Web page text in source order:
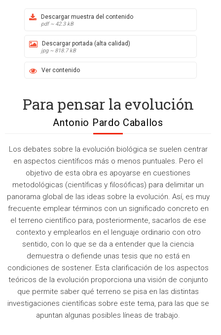
Descargar muestra del contenido
pdf ~ 42.3 kB
Descargar portada (alta calidad)
jpg ~ 818.7 kB
Ver contenido
Para pensar la evolución
Antonio Pardo Caballos
Los debates sobre la evolución biológica se suelen centrar
en aspectos científicos más o menos puntuales. Pero el
objetivo de esta obra es apoyarse en cuestiones
metodológicas (científicas y filosóficas) para delimitar un
panorama global de las ideas sobre la evolución. Así, es muy
frecuente emplear términos con un significado concreto en
el terreno científico para, posteriormente, sacarlos de ese
contexto y emplearlos en el lenguaje ordinario con otro
sentido, con lo que se da a entender que la ciencia
demuestra o defiende unas tesis que no está en
condiciones de sostener. Esta clarificación de los aspectos
teóricos de la evolución proporciona una visión de conjunto
que permite saber qué terreno se pisa en las distintas
investigaciones científicas sobre este tema, para las que se
apuntan algunas posibles líneas de trabajo.